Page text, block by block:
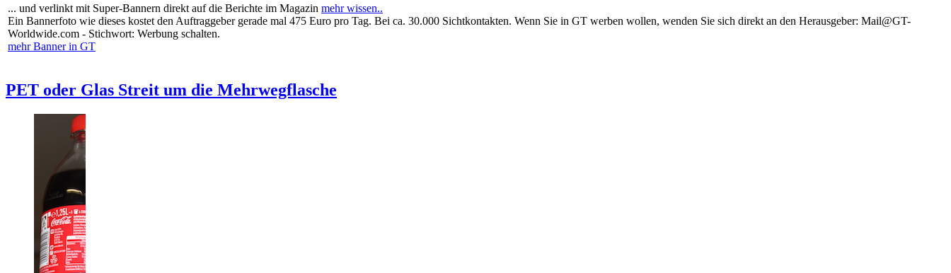
... und verlinkt mit Super-Bannern direkt auf die Berichte im Magazin mehr wissen..
Ein Bannerfoto wie dieses kostet den Auftraggeber gerade mal 475 Euro pro Tag. Bei ca. 30.000 Sichtkontakten. Wenn Sie in GT werben wollen, wenden Sie sich direkt an den Herausgeber: Mail@GT-
Worldwide.com - Stichwort: Werbung schalten.
mehr Banner in GT
PET oder Glas Streit um die Mehrwegflasche